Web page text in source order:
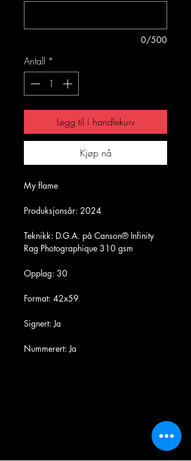
0/500
Antall *
Legg til i handlekurv
Kjøp nå
My flame
Produksjonsår: 2024
Teknikk: D.G.A. på Canson® Infinity
Rag Photographique 310 gsm
Opplag: 30
Format: 42x59
Signert: Ja
Nummerert: Ja